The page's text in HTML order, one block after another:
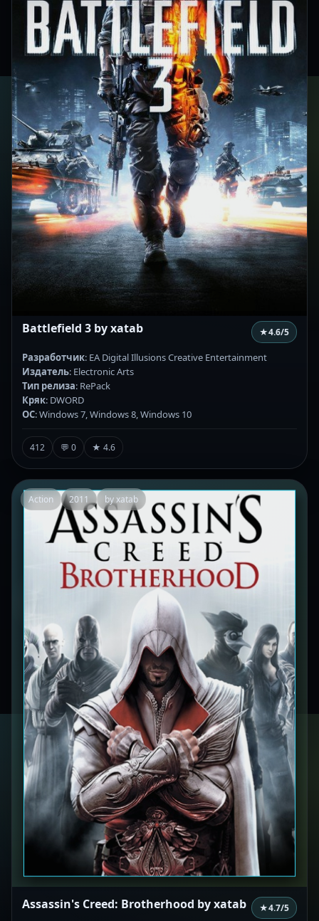
Battlefield 3 by xatab ★4.6/5
Разработчик: EA Digital Illusions Creative Entertainment
Издатель: Electronic Arts
Тип релиза: RePack
Кряк: DWORD
ОС: Windows 7, Windows 8, Windows 10
412 💬 0 ★ 4.6
Action 2011 by xatab
Assassin's Creed: Brotherhood by xatab ★4.7/5